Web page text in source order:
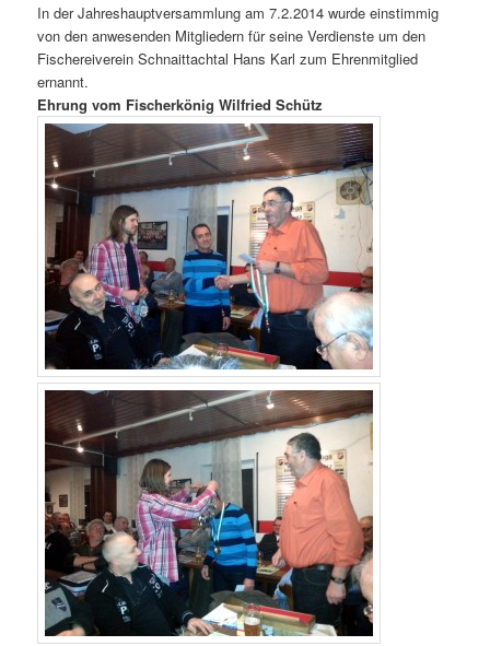
In der Jahreshauptversammlung am 7.2.2014 wurde einstimmig
von den anwesenden Mitgliedern für seine Verdienste um den
Fischereiverein Schnaittachtal Hans Karl zum Ehrenmitglied
ernannt.
Ehrung vom Fischerkönig Wilfried Schütz